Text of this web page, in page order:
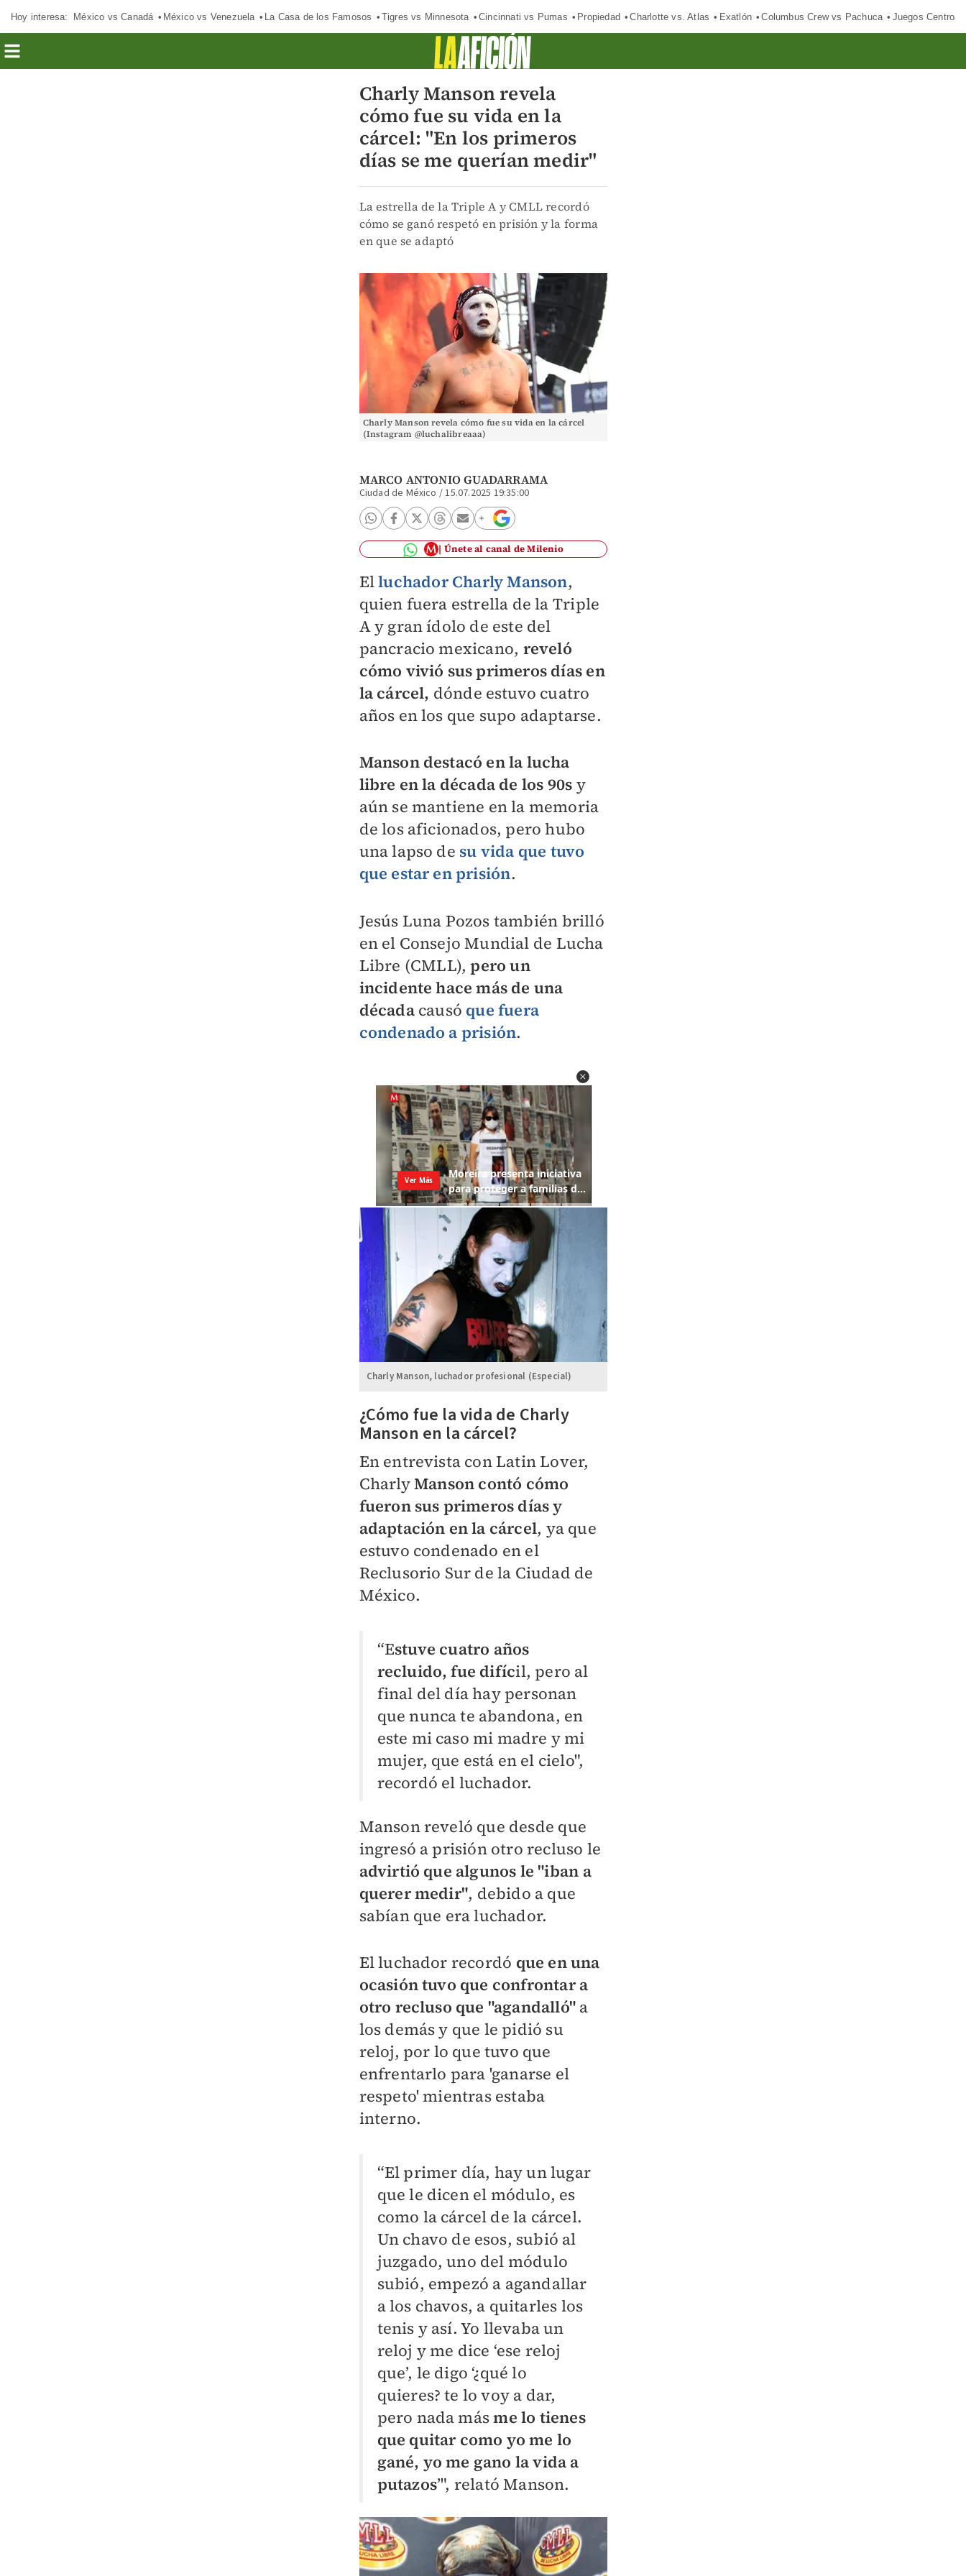
Hoy interesa: México vs Canadá México vs Venezuela La Casa de los Famosos Tigres vs Minnesota Cincinnati vs Pumas Propiedad Charlotte vs. Atlas Exatlón Columbus Crew vs Pachuca Juegos
Charly Manson revela
cómo fue su vida en la
cárcel: "En los primeros
días se me querían medir"
La estrella de la Triple A y CMLL recordó
cómo se ganó respetó en prisión y la forma
en que se adaptó
Charly Manson revela cómo fue su vida en la cárcel
(Instagram @luchalibreaaa)
MARCO ANTONIO GUADARRAMA
Ciudad de México /15.07.2025 19:35:00
Únete al canal de Milenio
Elluchador Charly Manson,
quien fuera estrella de la Triple
A y gran ídolo de este del
pancracio mexicano, reveló
cómo vivió sus primeros días en
la cárcel, dónde estuvo cuatro
años en los que supo adaptarse.
Manson destacó en la lucha
libre en la década de los 90s y
aún se mantiene en la memoria
de los aficionados, pero hubo
una lapso de su vida que tuvo
que estar en prisión.
Jesús Luna Pozos también brilló
en el Consejo Mundial de Lucha
Libre (CMLL),pero un
incidente hace más de una
décadacausó que fuera
condenado a prisión.
Charly Manson, luchador profesional (Especial)
¿Cómo fue la vida de Charly
Manson en la cárcel?
En entrevista con Latin Lover,
CharlyManson contó cómo
fueron sus primeros días y
adaptación en la cárcel, ya que
estuvo condenado en el
Reclusorio Sur de la Ciudad de
México.
“Estuve cuatro años
recluido, fue difícil, pero al
final del día hay personan
que nunca te abandona, en
este mi caso mi madre y mi
mujer, que está en el cielo",
recordó el luchador.
Manson reveló que desde que
ingresó a prisión otro recluso le
advirtió que algunos le "iban a
querer medir", debido a que
sabían que era luchador.
El luchador recordó que en una
ocasión tuvo que confrontar a
otro recluso que "agandalló" a
los demás y que le pidió su
reloj, por lo que tuvo que
enfrentarlo para 'ganarse el
respeto' mientras estaba
interno.
“El primer día, hay un lugar
que le dicen el módulo, es
como la cárcel de la cárcel.
Un chavo de esos, subió al
juzgado, uno del módulo
subió, empezó a agandallar
a los chavos, a quitarles los
tenis y así. Yo llevaba un
reloj y me dice ‘ese reloj
que’, le digo ‘¿qué lo
quieres? te lo voy a dar,
pero nada másme lo tienes
que quitar como yo me lo
gané, yo me gano la vida a
putazos’", relató Manson.